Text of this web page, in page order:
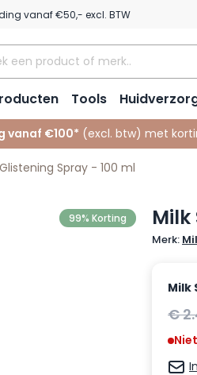
vanaf €50,- excl. BTW
Tools
vanaf €100* (excl. btw) met
Spray - 100 ml
Milk
Merk:
99% Korting
Milk
€